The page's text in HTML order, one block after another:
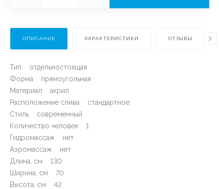
ОПИСАНИЕ ХАРАКТЕРИСТИКИ ОТЗЫВЫ
Тип отдельностоящая
Форма прямоугольная
Материал акрил
Расположение слива стандартное
Стиль современный
Количество человек 1
Гидромассаж нет
Аэромассаж нет
Длина, см 130
Ширина, см 70
Высота, см 42